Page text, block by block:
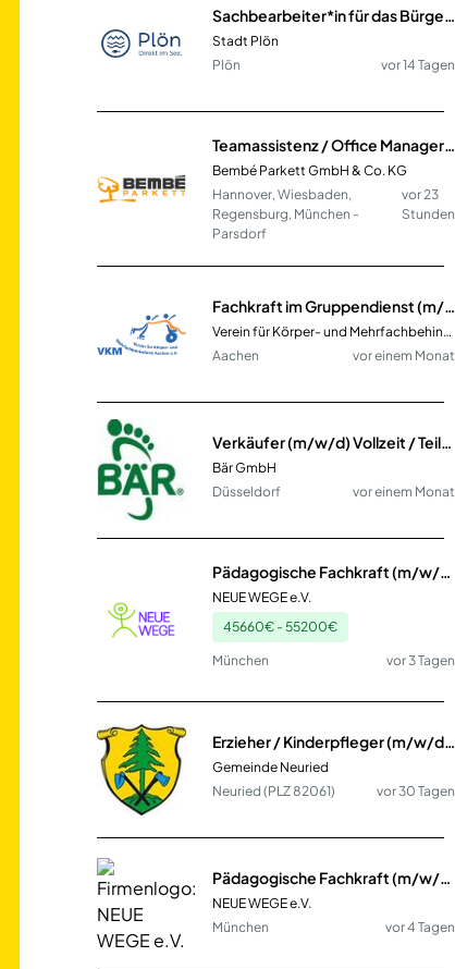
Stadt Plön
Plön
vor 14 Tagen
Teamassistenz / Office Manager (m/w/d) - Vollzeit / Teilzeit
Bembé Parkett GmbH & Co. KG
Hannover, Wiesbaden,
Regensburg, München -
Parsdorf
vor 23
Stunden
Fachkraft im Gruppendienst (m/w/d) Vollzeit / Teilzeit
Verein für Körper- und Mehrfachbehinderte e.V.
Aachen
vor einem Monat
Verkäufer (m/w/d) Vollzeit / Teilzeit
Bär GmbH
Düsseldorf
vor einem Monat
Pädagogische Fachkraft (m/w/d) in Teil- oder Vollzeit für ISE24
NEUE WEGE e.V.
45660€ - 55200€
München vor 3 Tagen
Erzieher / Kinderpfleger (m/w/d) Vollzeit / Teilzeit
Gemeinde Neuried
Neuried (PLZ 82061)
vor 30 Tagen
Pädagogische Fachkraft (m/w/d) in Teil- oder Vollzeit für ISE24
NEUE WEGE e.V.
München
vor 4 Tagen